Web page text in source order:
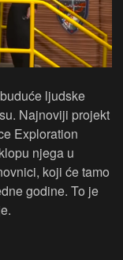
ljudske
Najnoviji projekt
Exploration
njega u
koji će tamo
godine. To je